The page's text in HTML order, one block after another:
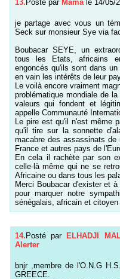
13. Posté par Mama le 14/05/
je partage avec vous un
Seck sur monsieur Sye via
Boubacar SEYE, un
tous les Etats, africains
engoncés qu'ils sont dans
en vain les intérêts de leur
Le voilà encore vraiment
problématique mondiale de
valeurs qui fondent et
appelle Communauté
Le pire est qu'il n'est même
qu'il tire sur la sonnette
macabre des assassinats
France et autres pays de
En cela il rachète par son
celle-là même qui ne se
Africaine ou dans tous les
Merci Boubacar d'exister et
pour marquer notre
sénégalais, africain et
14. Posté par ELHADJI
Alerter
bnjr ,membre de l'O.N.G
GREECE.